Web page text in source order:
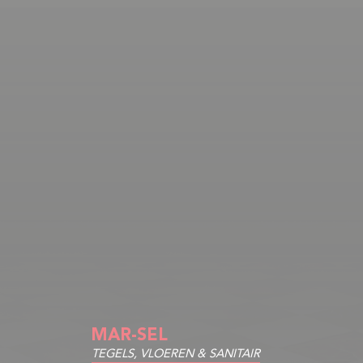
MAR-SEL
TEGELS, VLOEREN & SANITAIR